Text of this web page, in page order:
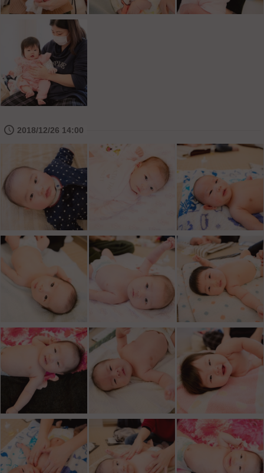
🕔 2018/12/26 14:00